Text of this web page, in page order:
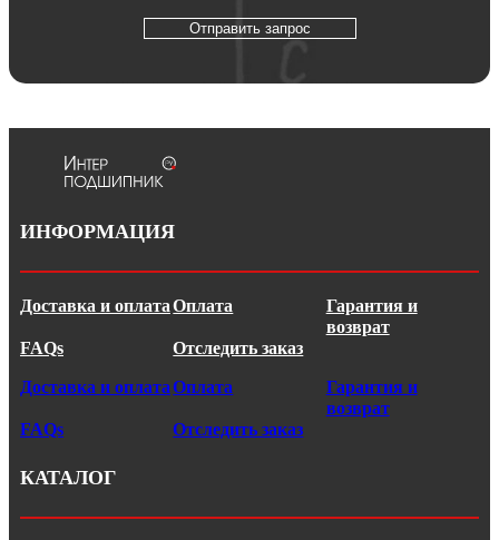
Отправить запрос
ИНФОРМАЦИЯ
Доставка и оплатаОплата
Гарантия и
возврат
FAQs
Отследить заказ
Доставка и оплатаОплата
Гарантия и
возврат
FAQs
Отследить заказ
КАТАЛОГ